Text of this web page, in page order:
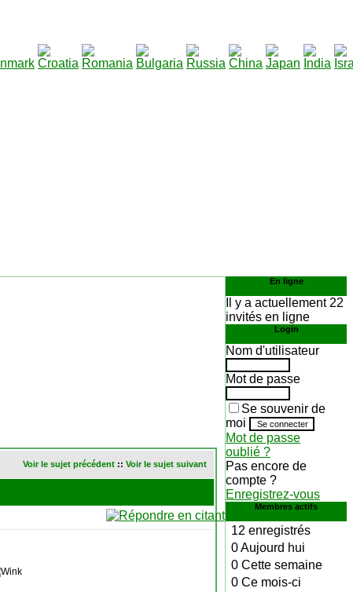
Voir le sujet précédent :: Voir le sujet suivant
En ligne
Il y a actuellement 22
invités en ligne
Login
Nom d'utilisateur
Mot de passe
Se souvenir de
moi
Mot de passe
oublié ?
Pas encore de
compte ?
Enregistrez-vous
Membres actifs
12 enregistrés
0 Aujourd hui
0 Cette semaine
0 Ce mois-ci